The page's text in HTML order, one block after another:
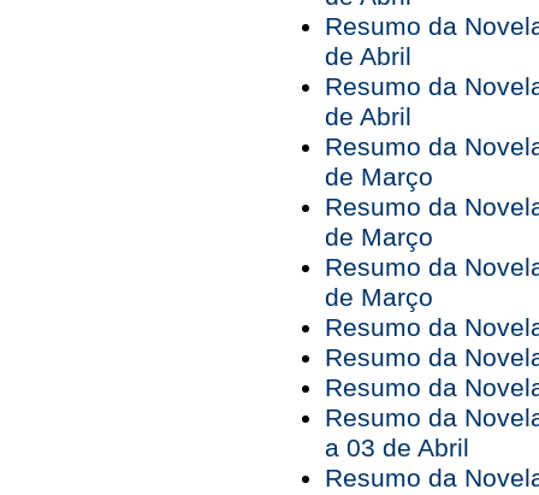
Resumo da
de Abril
Resumo da
de Abril
Resumo da
de Março
Resumo da
de Março
Resumo da
de Março
Resumo da
Resumo da
Resumo da
Resumo da
a 03 de Abril
Resumo da